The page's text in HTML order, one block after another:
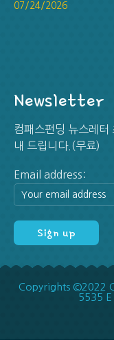
07/24/2026
Newsletter
컴패스펀딩 뉴스레터
내 드립니다.(무료)
Email address:
Copyrights ©2022
5535